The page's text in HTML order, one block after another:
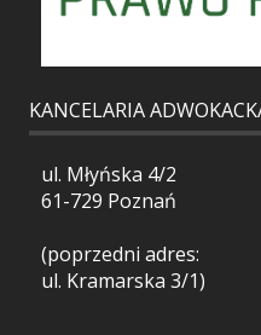
KANCELARIA
ul. Młyńska 4/2
61-729 Poznań
(poprzedni adres:
ul. Kramarska 3/1)